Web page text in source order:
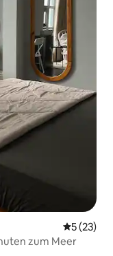
5 (23)
zum Meer